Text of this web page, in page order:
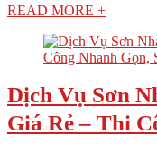
READ MORE +
Dịch Vụ Sơn
Giá Rẻ – Thi